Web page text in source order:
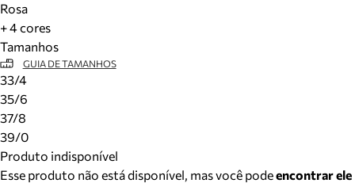
Rosa
+ 4 cores
Tamanhos
GUIA DE TAMANHOS
33/4
35/6
37/8
39/0
Produto indisponível
Esse produto não está disponível, mas você podeencontrar ele